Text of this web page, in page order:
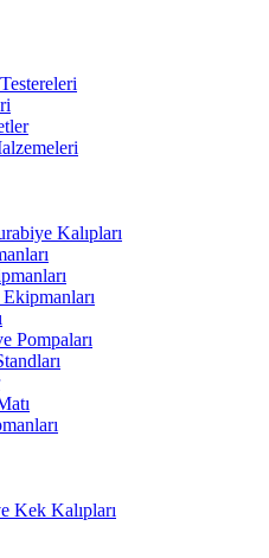
Kalıpları
Pompaları
Kek Kalıpları